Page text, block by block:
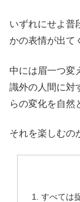
いずれにせよ普
かの表情が出て
中には眉一つ変
識外の人間に対
らの変化を自然
それを楽しむの
すべては